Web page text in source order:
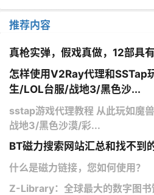
推荐内容
真枪实弹，假戏真做，12部具
怎样使用V2Ray代理和SSTap
生/LOL台服/战地3/黑色沙...
sstap游戏代理教程 从此玩如魔
战地3/黑色沙漠/彩...
BT磁力搜索网站汇总和找不到
什么是磁力链接，您如何使用？
Z-Library：全球最大的数字图